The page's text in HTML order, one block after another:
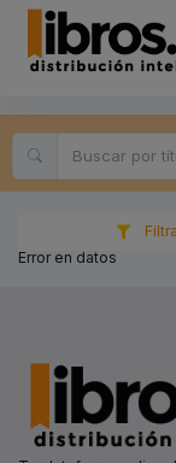
Error en datos